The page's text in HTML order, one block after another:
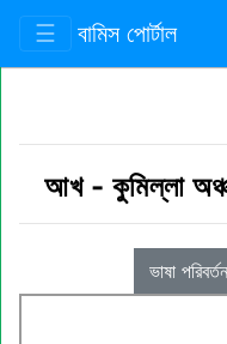
☰ বামিস পোর্টাল
আখ - কুমিল্লা
ভাষা